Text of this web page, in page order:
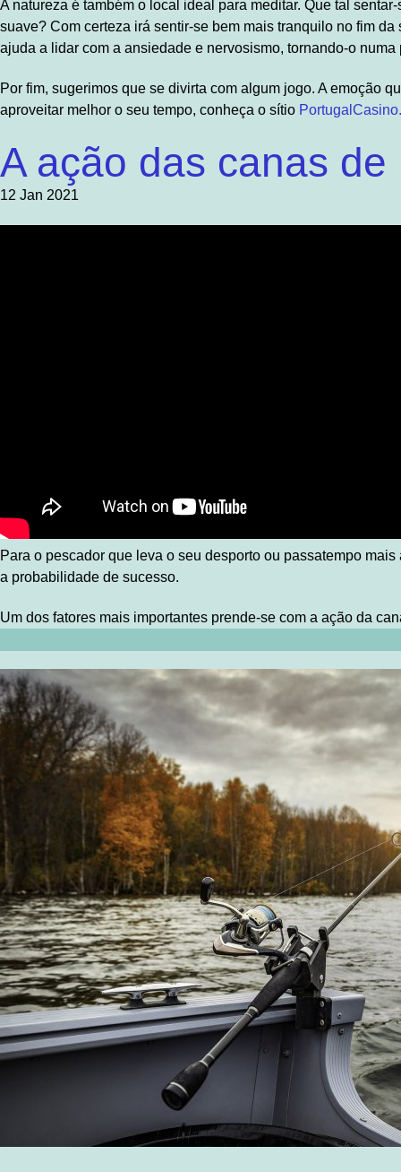
A natureza é também o local ideal para meditar. Que tal
suave? Com certeza irá sentir-se bem mais tranquilo no fim
ajuda a lidar com a ansiedade e nervosismo, tornando-o
Por fim, sugerimos que se divirta com algum jogo. A emoção
aproveitar melhor o seu tempo, conheça o sítio
A ação das canas de
12 Jan 2021
Para o pescador que leva o seu desporto ou passatempo
a probabilidade de sucesso.
Um dos fatores mais importantes prende-se com a ação da